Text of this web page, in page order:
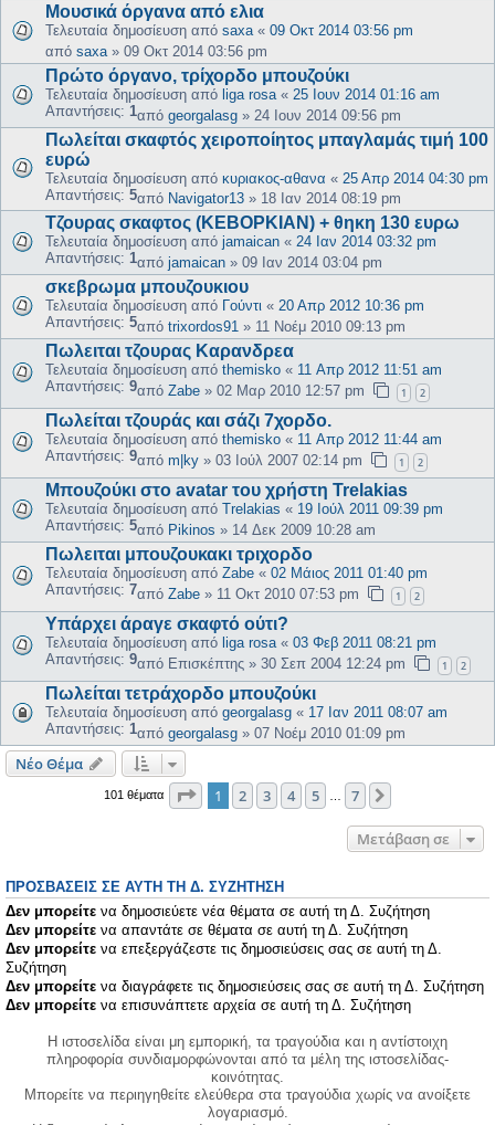
Μουσικά όργανα από ελια
Τελευταία δημοσίευση από saxa « 09 Οκτ 2014 03:56 pm
από saxa » 09 Οκτ 2014 03:56 pm
Πρώτο όργανο, τρίχορδο μπουζούκι
Τελευταία δημοσίευση από liga rosa « 25 Ιουν 2014 01:16 am
Απαντήσεις: 1από georgalasg » 24 Ιουν 2014 09:56 pm
Πωλείται σκαφτός χειροποίητος μπαγλαμάς τιμή 100
ευρώ
Τελευταία δημοσίευση από κυριακος-αθανα « 25 Απρ 2014 04:30 pm
Απαντήσεις: 5από Navigator13 » 18 Ιαν 2014 08:19 pm
Τζουρας σκαφτος (ΚΕΒΟΡΚΙΑΝ) + θηκη 130 ευρω
Τελευταία δημοσίευση από jamaican « 24 Ιαν 2014 03:32 pm
Απαντήσεις: 1από jamaican » 09 Ιαν 2014 03:04 pm
σκεβρωμα μπουζουκιου
Τελευταία δημοσίευση από Γούντι « 20 Απρ 2012 10:36 pm
Απαντήσεις: 5από trixordos91 » 11 Νοέμ 2010 09:13 pm
Πωλειται τζουρας Καρανδρεα
Τελευταία δημοσίευση από themisko « 11 Απρ 2012 11:51 am
Απαντήσεις: 9από Zabe » 02 Μαρ 2010 12:57 pm 1 2
Πωλείται τζουράς και σάζι 7χορδο.
Τελευταία δημοσίευση από themisko « 11 Απρ 2012 11:44 am
Απαντήσεις: 9από m|ky » 03 Ιούλ 2007 02:14 pm 1 2
Μπουζούκι στο avatar του χρήστη Trelakias
Τελευταία δημοσίευση από Trelakias « 19 Ιούλ 2011 09:39 pm
Απαντήσεις: 5από Pikinos » 14 Δεκ 2009 10:28 am
Πωλειται μπουζουκακι τριχορδο
Τελευταία δημοσίευση από Zabe « 02 Μάιος 2011 01:40 pm
Απαντήσεις: 7από Zabe » 11 Οκτ 2010 07:53 pm 1 2
Υπάρχει άραγε σκαφτό ούτι?
Τελευταία δημοσίευση από liga rosa« 03 Φεβ 2011 08:21 pm
Απαντήσεις: 9από Επισκέπτης » 30 Σεπ 2004 12:24 pm 1 2
Πωλείται τετράχορδο μπουζούκι
Τελευταία δημοσίευση από georgalasg « 17 Ιαν 2011 08:07 am
Απαντήσεις: 1από georgalasg » 07 Νοέμ 2010 01:09 pm
Νέο Θέμα
101 θέματα Σελίδα από7
1 2 3 4 5 7
Μετάβαση σε
ΠΡΟΣΒΆΣΕΙΣ ΣΕ ΑΥΤΉ ΤΗ Δ. ΣΥΖΉΤΗΣΗ
Δεν μπορείτε να δημοσιεύετε νέα θέματα σε αυτή τη Δ. Συζήτηση
Δεν μπορείτε να απαντάτε σε θέματα σε αυτή τη Δ. Συζήτηση
Δεν μπορείτε να επεξεργάζεστε τις δημοσιεύσεις σας σε αυτή τη Δ.
Συζήτηση
Δεν μπορείτε να διαγράφετε τις δημοσιεύσεις σας σε αυτή τη Δ. Συζήτηση
Δεν μπορείτε να επισυνάπτετε αρχεία σε αυτή τη Δ. Συζήτηση
Η ιστοσελίδα είναι μη εμπορική, τα τραγούδια και η αντίστοιχη
πληροφορία συνδιαμορφώνονται από τα μέλη της ιστοσελίδας-
κοινότητας.
Μπορείτε να περιηγηθείτε ελεύθερα στα τραγούδια χωρίς να ανοίξετε
λογαριασμό.